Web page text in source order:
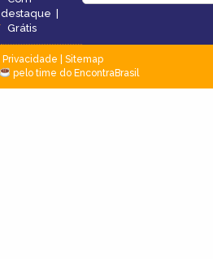
destaque |
Grátis
Privacidade
Sitemap
pelo time do EncontraBrasil